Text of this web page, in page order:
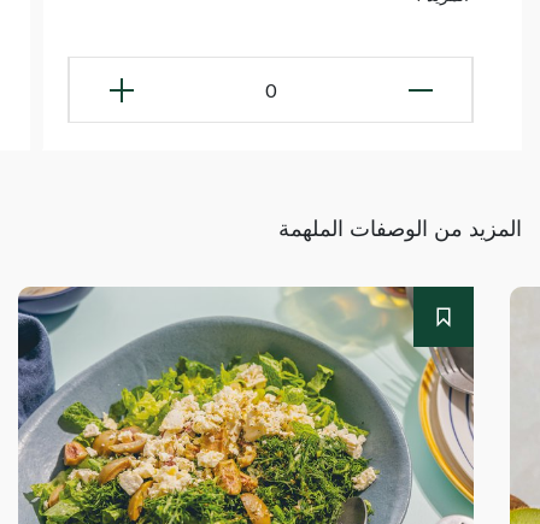
0
المزيد من الوصفات الملهمة